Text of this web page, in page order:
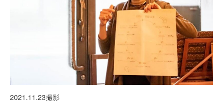
2021.11.23撮影